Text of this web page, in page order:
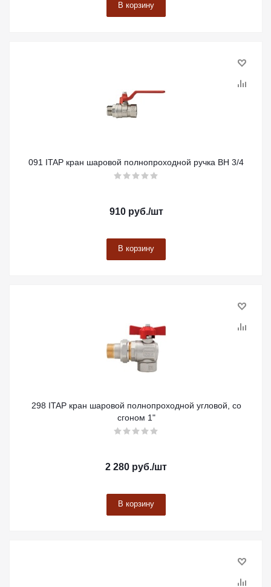
В корзину
091 ITAP кран шаровой полнопроходной ручка ВН 3/4
910руб./шт
В корзину
298 ITAP кран шаровой полнопроходной угловой, со
сгоном 1"
2 280 руб./шт
В корзину